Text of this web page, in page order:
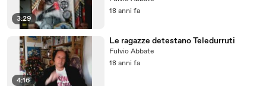
3:29
18 anni fa
4:16
Le ragazze detestano Teledurruti
Fulvio Abbate
18 anni fa